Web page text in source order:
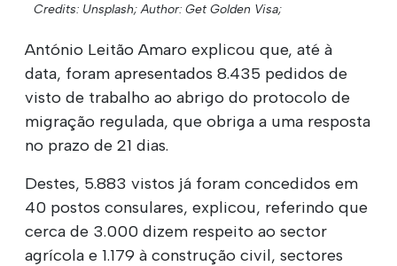
Credits: Unsplash; Author: Get Golden Visa;
António Leitão Amaro explicou que, até à
data, foram apresentados 8.435 pedidos de
visto de trabalho ao abrigo do protocolo de
migração regulada, que obriga a uma resposta
no prazo de 21 dias.
Destes, 5.883 vistos já foram concedidos em
40 postos consulares, explicou, referindo que
cerca de 3.000 dizem respeito ao sector
agrícola e 1.179 à construção civil, sectores